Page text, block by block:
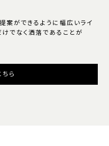
案ができるように幅広いライ
けでなく洒落であることが
ら